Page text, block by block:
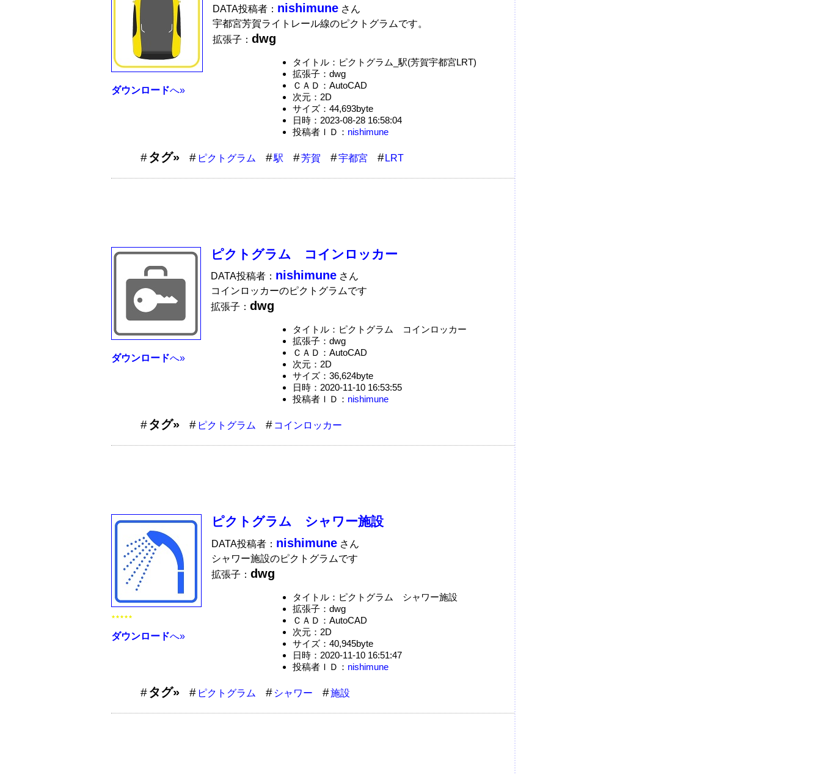
ダウンロードへ»
DATA投稿者： nishimune さん
宇都宮芳賀ライトレール線のピクトグラムです。
拡張子： dwg
タイトル：ピクトグラム_駅(芳賀宇都宮LRT)
拡張子：dwg
ＣＡＤ：AutoCAD
次元：2D
サイズ：44,693byte
日時：2023-08-28 16:58:04
投稿者ＩＤ： nishimune
タグ» ピクトグラム 駅 芳賀 宇都宮 LRT
ダウンロードへ»
ピクトグラム コインロッカー
DATA投稿者： nishimune さん
コインロッカーのピクトグラムです
拡張子： dwg
タイトル：ピクトグラム コインロッカー
拡張子：dwg
ＣＡＤ：AutoCAD
次元：2D
サイズ：36,624byte
日時：2020-11-10 16:53:55
投稿者ＩＤ： nishimune
タグ» ピクトグラム コインロッカー
★★★★★
ダウンロードへ»
ピクトグラム シャワー施設
DATA投稿者： nishimune さん
シャワー施設のピクトグラムです
拡張子： dwg
タイトル：ピクトグラム シャワー施設
拡張子：dwg
ＣＡＤ：AutoCAD
次元：2D
サイズ：40,945byte
日時：2020-11-10 16:51:47
投稿者ＩＤ： nishimune
タグ» ピクトグラム シャワー 施設